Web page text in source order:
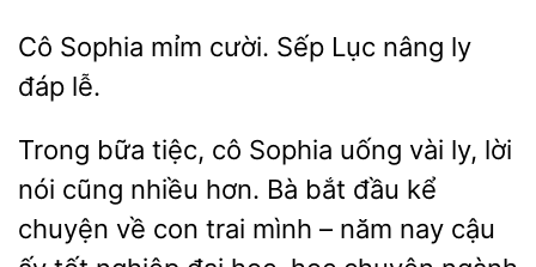
Cô Sophia mỉm
Sếp Lục nâng
đáp
Trong bữa tiệc, cô Sophia uống vài ly, lời
nói cũng nhiều hơn. Bà bắt đầu kể
chuyện về con trai mình – năm
cậu